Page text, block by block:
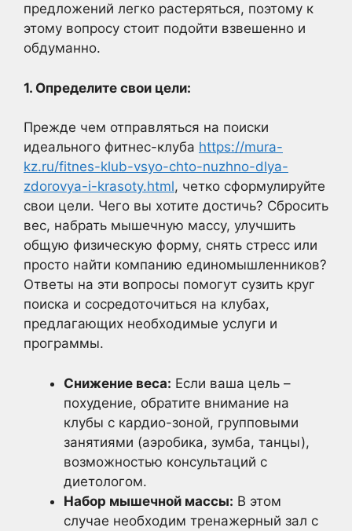
предложений легко растеряться, поэтому к
этому вопросу стоит подойти взвешенно и
обдуманно.
1. Определите свои цели:
Прежде чем отправляться на поиски
идеального фитнес-клуба https://mura-
kz.ru/fitnes-klub-vsyo-chto-nuzhno-dlya-
zdorovya-i-krasoty.html, четко сформулируйте
свои цели. Чего вы хотите достичь? Сбросить
вес, набрать мышечную массу, улучшить
общую физическую форму, снять стресс или
просто найти компанию единомышленников?
Ответы на эти вопросы помогут сузить круг
поиска и сосредоточиться на клубах,
предлагающих необходимые услуги и
программы.
Снижение веса: Если ваша цель –
похудение, обратите внимание на
клубы с кардио-зоной, групповыми
занятиями (аэробика, зумба, танцы),
возможностью консультаций с
диетологом.
Набор мышечной массы: В этом
случае необходим тренажерный зал с